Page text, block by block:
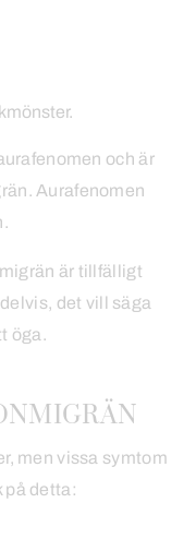
och är
Aurafenomen
är tillfälligt
det vill säga
öga.
men vissa symtom
på detta: